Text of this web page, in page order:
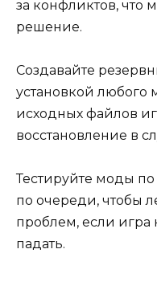
за конфликтов, что
решение.
Создавайте
установкой любого
исходных файлов
восстановление в
Тестируйте моды
по очереди, чтобы
проблем, если игра
падать.